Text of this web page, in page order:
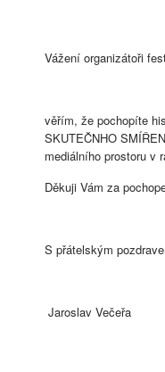
Vážení organizátoři
věřím, že pochopíte
SKUTEČNHO
mediálního prostoru v
Děkuji Vám za
S přátelským
Jaroslav Večeřa